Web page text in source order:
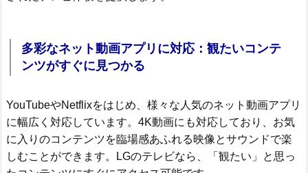
多彩なネット動画アプリに対応：観たいコンテ
ンツがすぐに見つかる
YouTubeやNetflixをはじめ、様々な人気のネット動画アプリ
に幅広く対応しています。4K動画にも対応しており、お気
に入りのコンテンツを臨場感あふれる映像とサウンドで楽
しむことができます。LGのテレビなら、「観たい」と思っ